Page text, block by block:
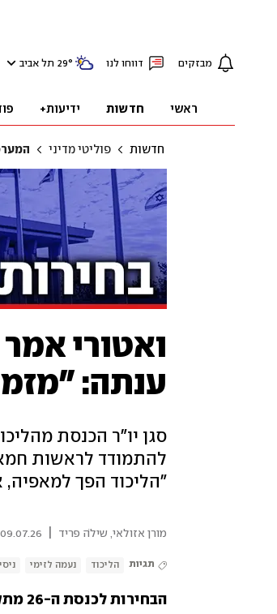
מבזקים דווחו לנו 29° תל אביב
ראשי חדשות ידיעות+
חדשות פוליטי מדיני
ואטורי
ענתה:
סגן יו"ר הכנסת
להתמודד לראשות
"הליכוד הפך
מורן אזולאי שילֹה פריד 09.07.26 | 07:52
תגיות הליכוד נעמה לזימי
הבחירות לכנסת ה-26 מתקרבות, השיח הפוליטי מתלהט: